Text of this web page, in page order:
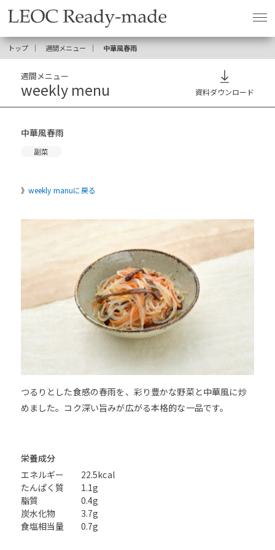
トップ 週間メニュー 中華風春雨
週間メニュー
weekly menu 資料ダウンロード
中華風春雨
副菜
weekly manuに戻る
つるりとした食感の春雨を、彩り豊かな野菜と中華風に炒
めました。コク深い旨みが広がる本格的な一品です。
栄養成分
エネルギー
22.5kcal
たんぱく質
1.1g
脂質
0.4g
炭水化物
3.7g
食塩相当量
0.7g